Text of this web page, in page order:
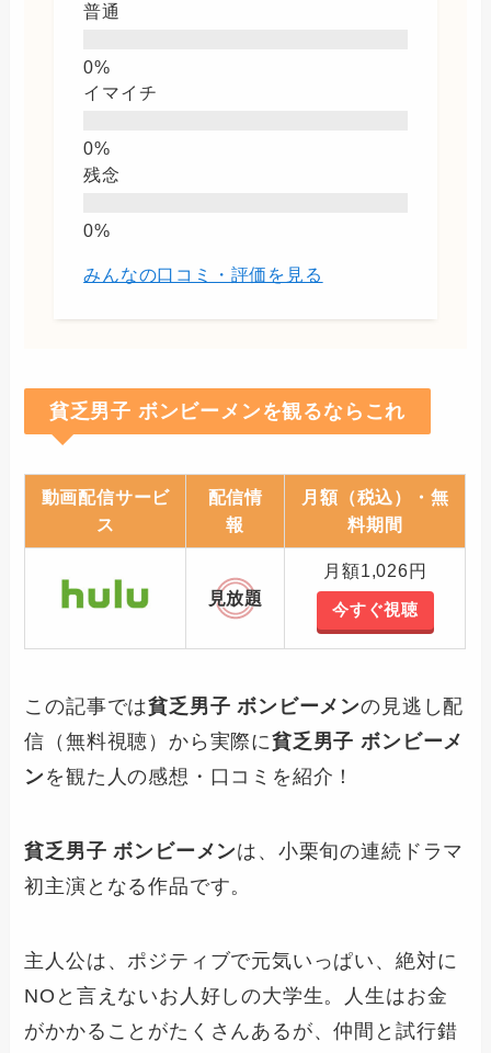
普通
イマイチ
残念
みんなの口コミ・評価を見る
貧乏男子 ボンビーメンを観るならこれ
動画配信サービ
ス
配信情
報
月額（税込）・無
料期間
見放題
月額1,026円
今すぐ視聴
この記事では貧乏男子 ボンビーメンの見逃し配
信（無料視聴）から実際に貧乏男子 ボンビーメ
ン を観た人の感想・口コミを紹介！
貧乏男子 ボンビーメンは、小栗旬の連続ドラマ
初主演となる作品です。
主人公は、ポジティブで元気いっぱい、絶対に
NOと言えないお人好しの大学生。人生はお金
がかかることがたくさんあるが、仲間と試行錯